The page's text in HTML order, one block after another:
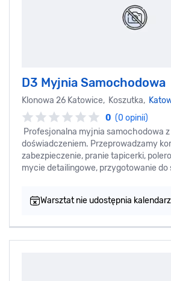
D3 Myjnia Samochodowa
Klonowa 26 Katowice, Koszutka,
0 (0 opinii)
Profesjonalna myjnia samochodowa
doświadczeniem. Przeprowadzamy
zabezpieczenie, pranie tapicerki,
mycie detailingowe, przygotowanie do
Warsztat nie udostępnia